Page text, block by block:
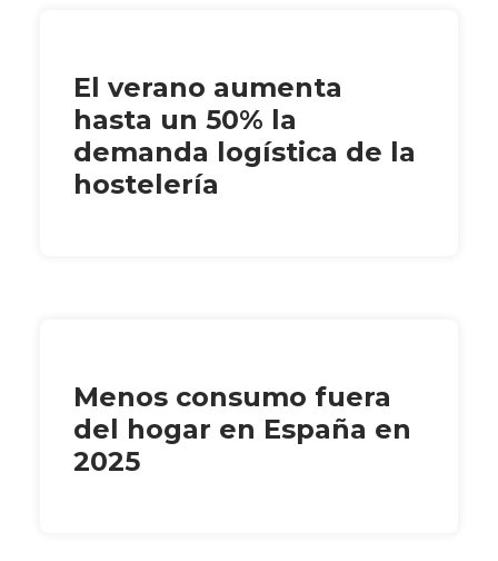
El verano aumenta
hasta un 50% la
demanda logística de la
hostelería
Menos consumo fuera
del hogar en España en
2025